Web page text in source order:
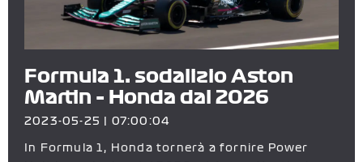
Formula 1: sodalizio Aston
Martin – Honda dal 2026
2023-05-25 07:00:04
In Formula 1, Honda tornerà a fornire Power